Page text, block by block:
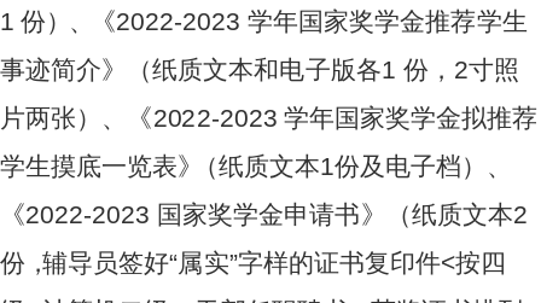
1份） 、 《2022-2023 学年国家奖学金推荐学生
事迹简介》 （纸质文本和电子版各1 份， 2寸照
片两张） 、 《2022-2023学年国家奖学金拟推荐
学生摸底一览表》 （纸质文本1份及电子档） 、
《2022-2023 国家奖学金申请书》（纸质文本2
份 ，辅导 员签好“属实”字样的证书复印件<按四